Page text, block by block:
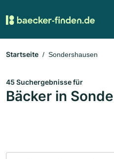
Startseite Sondershausen
45 Suchergebnisse für
Bäcker in